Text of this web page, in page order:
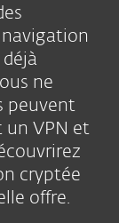
ne
peuvent
un VPN et
cryptée
offre.